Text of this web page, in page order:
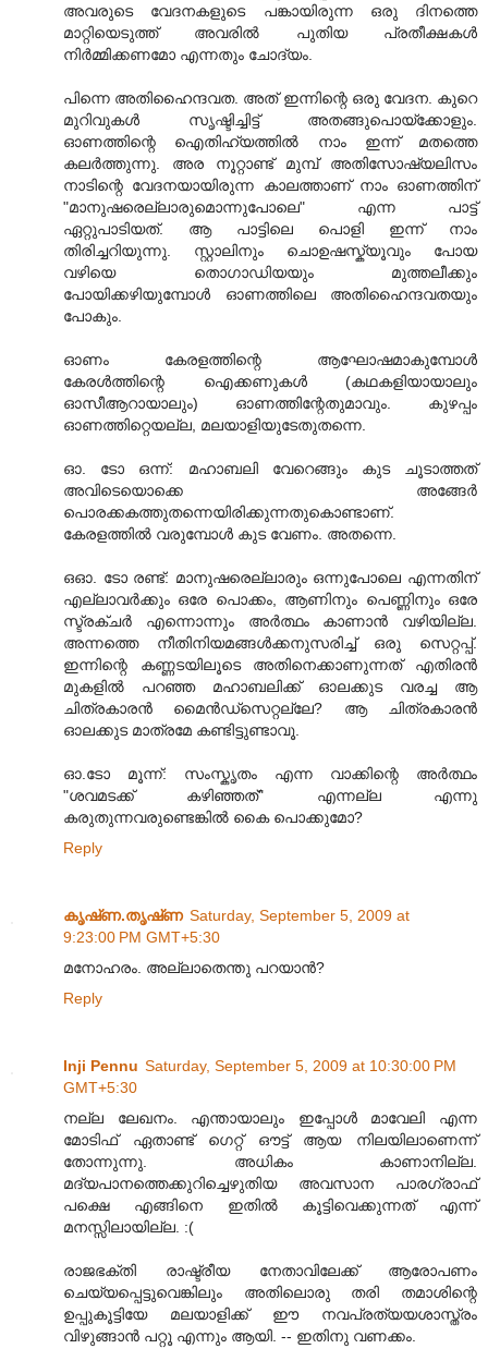
അവരുടെ വേദനകളുടെ പങ്കായിരുന്ന ഒരു ദിനത്തെ
മാറ്റിയെടുത്ത് അവരില്‍ പുതിയ പ്രതീക്ഷകള്‍
നിര്‍മ്മിക്കണമോ എന്നതും ചോദ്യം.
പിന്നെ അതിഹൈന്ദവത. അത് ഇന്നിന്റെ ഒരു വേദന. കുറെ
മുറിവുകള്‍ സൃഷ്ടിച്ചിട്ട് അതങ്ങുപൊയ്ക്കോളും.
ഓണത്തിന്റെ ഐതിഹ്യത്തില്‍ നാം ഇന്ന് മതത്തെ
കലര്‍ത്തുന്നു. അര നൂറ്റാണ്ട് മുമ്പ് അതിസോഷ്യലിസം
നാടിന്റെ വേദനയായിരുന്ന കാലത്താണ് നാം ഓണത്തിന്
"മാനുഷരെല്ലാരുമൊന്നുപോലെ" എന്ന പാട്ട്
ഏറ്റുപാടിയത്. ആ പാട്ടിലെ പൊളി ഇന്ന് നാം
തിരിച്ചറിയുന്നു. സ്റ്റാലിനും ചൊഉഷസ്ക്യൂവും പോയ
വഴിയെ തൊഗാഡിയയും മുത്തലീക്കും
പോയിക്കഴിയുമ്പോള്‍ ഓണത്തിലെ അതിഹൈന്ദവതയും
പോകും.
ഓണം കേരളത്തിന്റെ ആഘോഷമാകുമ്പോള്‍
കേരള്‍ത്തിന്റെ ഐക്കണുകള്‍ (കഥകളിയായാലും
ഓ‌സീ‌ആറായാലും) ഓണത്തിന്റേതുമാവും. കുഴപ്പം
ഓണത്തിറ്റെയല്ല, മലയാളിയുടേതുതന്നെ.
ഓ. ടോ ഒന്ന്: മഹാബലി വേറെങ്ങും കുട ചൂടാത്തത്
അവിടെയൊക്കെ അങ്ങേര്‍
പൊരക്കകത്തുതന്നെയിരിക്കുന്നതുകൊണ്ടാണ്.
കേരളത്തില്‍ വരുമ്പോള്‍ കുട വേണം. അതന്നെ.
ഒഓ. ടോ രണ്ട്: മാനുഷരെല്ലാരും ഒന്നുപോലെ എന്നതിന്
എല്ലാവര്‍ക്കും ഒരേ പൊക്കം, ആണിനും പെണ്ണിനും ഒരേ
സ്ട്രക്‌ചര്‍ എന്നൊന്നും അര്‍ത്ഥം കാണാന്‍ വഴിയില്ല.
അന്നത്തെ നീതിനിയമങ്ങള്‍ക്കനുസരിച്ച് ഒരു സെറ്റപ്പ്.
ഇന്നിന്റെ കണ്ണടയിലൂടെ അതിനെക്കാണുന്നത് എതിരന്‍
മുകളില്‍ പറഞ്ഞ മഹാബലിക്ക് ഓലക്കുട വരച്ച ആ
ചിത്രകാരന്‍ മൈന്‍ഡ്സെറ്റല്ലേ? ആ ചിത്രകാരന്‍
ഓലക്കുട മാത്രമേ കണ്ടിട്ടുണ്ടാവൂ.
ഓ.ടോ മൂന്ന്: സംസ്കൃതം എന്ന വാക്കിന്റെ അര്‍ത്ഥം
"ശവമടക്ക് കഴിഞ്ഞത്" എന്നല്ല എന്നു
കരുതുന്നവരുണ്ടെങ്കില്‍ കൈ പൊക്കുമോ?
Reply
കൃഷ്‌ണ.തൃഷ്‌ണ Saturday, September 5, 2009 at
9:23:00 PM GMT+5:30
മനോഹരം‌. അല്ലാതെന്തു പറയാന്‍?
Reply
Inji Pennu Saturday, September 5, 2009 at 10:30:00 PM
GMT+5:30
നല്ല ലേഖനം. എന്തായാലും ഇപ്പോൾ മാവേലി എന്ന
മോടിഫ് ഏതാണ്ട് ഗെറ്റ് ഔട്ട് ആയ നിലയിലാണെന്ന്
തോന്നുന്നു. അധികം കാണാനില്ല.
മദ്യപാനത്തെക്കുറിച്ചെഴുതിയ അവസാന പാരഗ്രാഫ്
പക്ഷെ എങ്ങിനെ ഇതിൽ കൂട്ടിവെക്കുന്നത് എന്ന്
മനസ്സിലായില്ല. :(
രാജഭക്തി രാഷ്ട്രീയ നേതാവിലേക്ക് ആരോപണം
ചെയ്യപ്പെട്ടുവെങ്കിലും അതിലൊരു തരി തമാശിന്റെ
ഉപ്പുകൂട്ടിയേ മലയാളിക്ക് ഈ നവപ്രത്യയശാസ്ത്രം
വിഴുങ്ങാൻ പറ്റൂ എന്നും ആയി. -- ഇതിനു വണക്കം.